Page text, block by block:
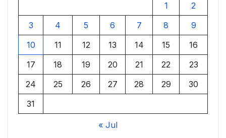
1
2
3
4 5 6 7 8
9
10
11 12 13 14 15
16
17
18 19 20 21 22
23
24
25 26 27 28 29
30
31
« Jul